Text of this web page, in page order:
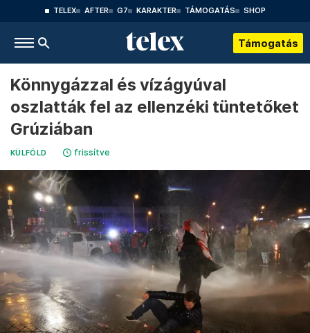
TELEX AFTER G7 KARAKTER TÁMOGATÁS SHOP
Támogatás
Könnygázzal és vízágyúval
oszlatták fel az ellenzéki tüntetőket
Grúziában
KÜLFÖLD frissítve